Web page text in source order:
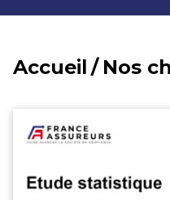
Accueil / Nos